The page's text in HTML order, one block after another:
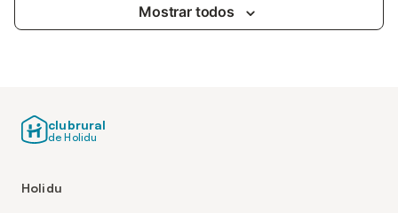
Mostrar todos
clubrural
de Holidu
Holidu